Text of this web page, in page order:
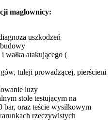
maglownicy:
uszkodzeń
wałka atakującego (
tuleji prowadzącej, pierścieni
luzy
stole testującym na
bar, oraz teście wysiłkowym
rzeczywistych